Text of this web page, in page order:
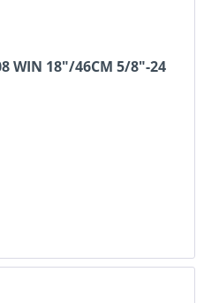
WIN 18"/46CM 5/8"-24